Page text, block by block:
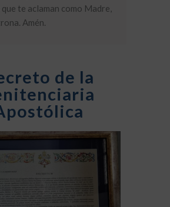
te aclaman como Madre,
Amén.
de la